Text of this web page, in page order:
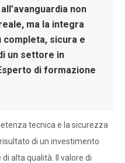
non
ma la integra
completa, sicura e
un settore in
di formazione
tecnica e la sicurezza
di un investimento
alta qualità. Il valore di